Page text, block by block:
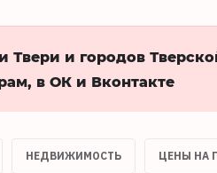
Твери и городов
в ОК и Вконтакте
НЕДВИЖИМОСТЬ ЦЕНЫ НА